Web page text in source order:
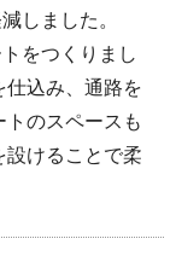
しました。
をつくりまし
込み、通路を
のスペースも
けることで柔